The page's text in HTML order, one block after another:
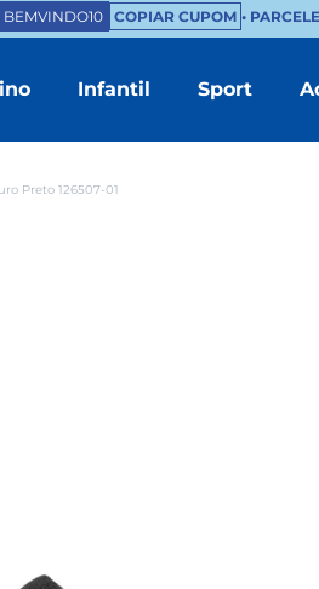
BEMVINDO10 COPIAR CUPOM • PARCELE
Infantil Sport
Preto 126507-01